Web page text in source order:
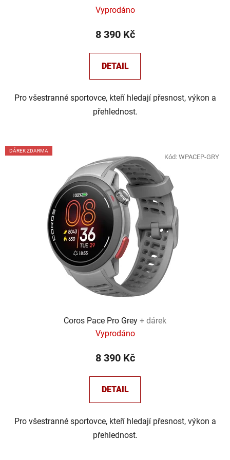
Vyprodáno
8 390 Kč
DETAIL
Pro všestranné sportovce, kteří hledají přesnost, výkon a
přehlednost.
DÁREK ZDARMA
Coros Pace Pro Grey + dárek
Vyprodáno
8 390 Kč
DETAIL
Pro všestranné sportovce, kteří hledají přesnost, výkon a
přehlednost.
Kód: WPACEP-GRY